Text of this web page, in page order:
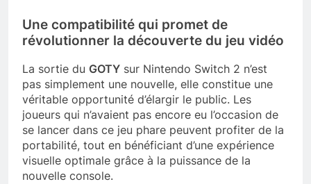
Une compatibilité qui promet de
révolutionner la découverte du jeu vidéo
La sortie du GOTY sur Nintendo Switch 2 n’est
pas simplement une nouvelle, elle constitue une
véritable opportunité d’élargir le public. Les
joueurs qui n’avaient pas encore eu l’occasion de
se lancer dans ce jeu phare peuvent profiter de la
portabilité, tout en bénéficiant d’une expérience
visuelle optimale grâce à la puissance de la
nouvelle console.